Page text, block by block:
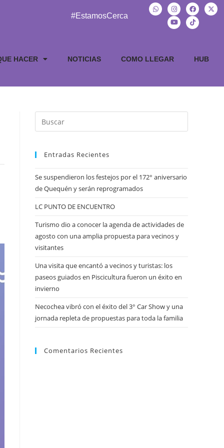
#EstamosCerca
HACER NOTICIAS COMO LLEGAR HUB
Entradas Recientes
Se suspendieron los festejos por el 172° aniversario
de Quequén y serán reprogramados
LC PUNTO DE ENCUENTRO
Turismo dio a conocer la agenda de actividades de
agosto con una amplia propuesta para vecinos y
visitantes
Una visita que encantó a vecinos y turistas: los
paseos guiados en Piscicultura fueron un éxito en
invierno
Necochea vibró con el éxito del 3° Car Show y una
jornada repleta de propuestas para toda la familia
Comentarios Recientes